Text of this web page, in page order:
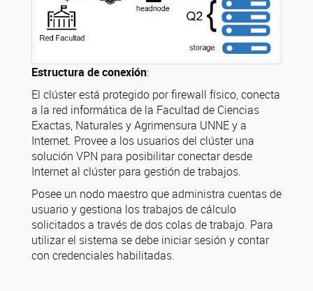
Estructura de conexión:
El clúster está protegido por firewall físico, conecta
a la red informática de la Facultad de Ciencias
Exactas, Naturales y Agrimensura UNNE y a
Internet. Provee a los usuarios del clúster una
solución VPN para posibilitar conectar desde
Internet al clúster para gestión de trabajos.
Posee un nodo maestro que administra cuentas de
usuario y gestiona los trabajos de cálculo
solicitados a través de dos colas de trabajo. Para
utilizar el sistema se debe iniciar sesión y contar
con credenciales habilitadas.